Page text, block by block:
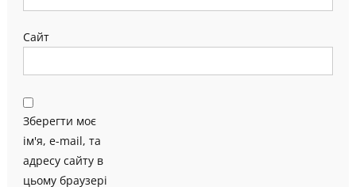
Сайт
Зберегти моє
ім'я, e-mail, та
адресу сайту в
цьому браузері